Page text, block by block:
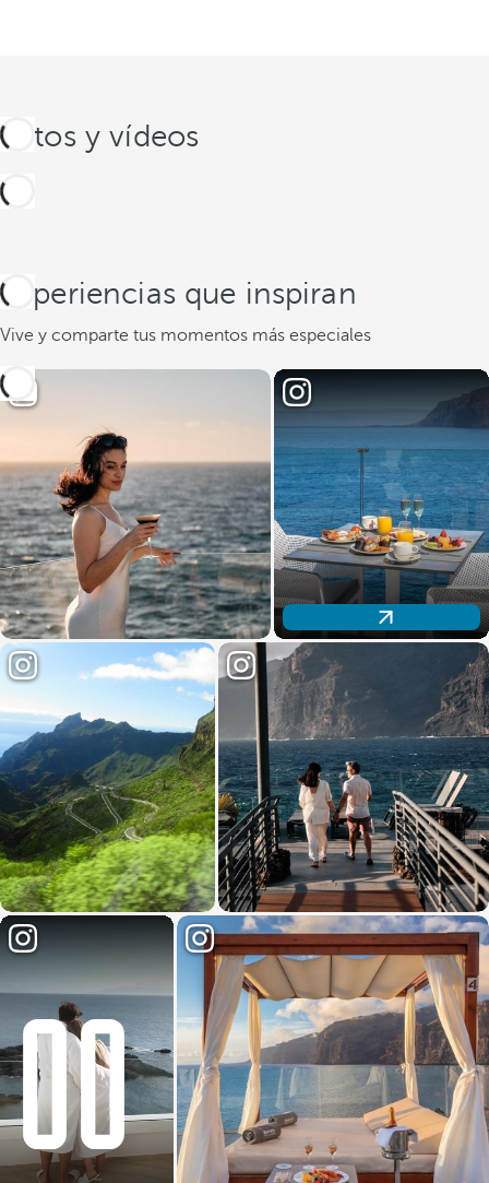
Fotos y vídeos
Experiencias que inspiran
Vive y comparte tus momentos más especiales
Descubre nuestra oferta gastronómica